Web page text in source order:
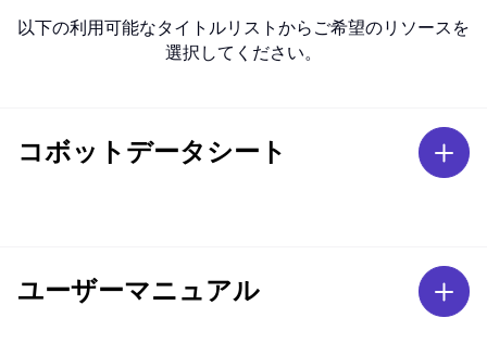
以下の利用可能なタイトルリストからご希望のリソースを
選択してください。
コボットデータシート
ユーザーマニュアル